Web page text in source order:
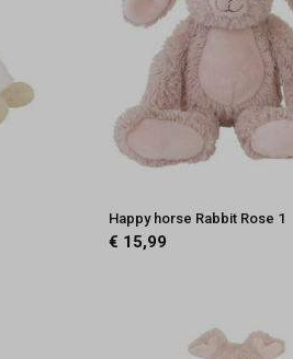
Happy horse Rabbit Rose 1
€ 15,99